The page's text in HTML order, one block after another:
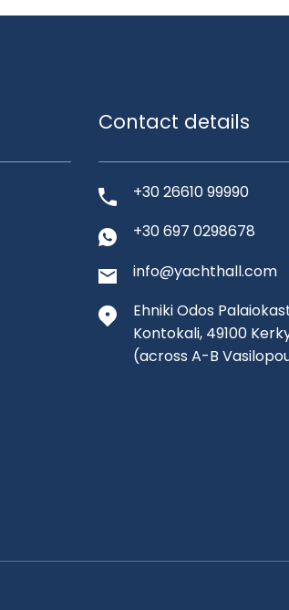
Contact details
+30 26610 99990
+30 697 0298678
info@yachthall.com
Ehniki Odos
Kontokali, 49100
(across A-B